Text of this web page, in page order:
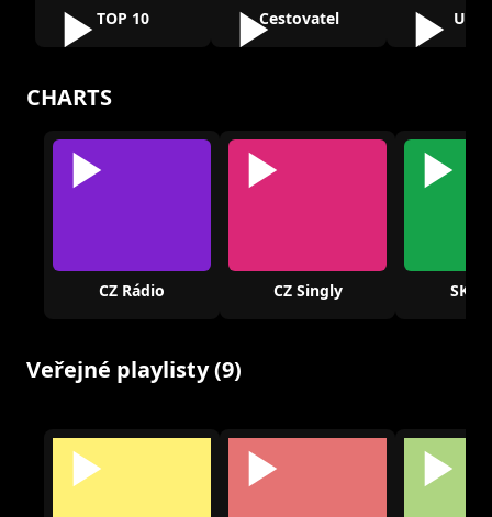
TOP 10 Cestovatel
CHARTS
CZ Rádio CZ Singly SK
Veřejné playlisty (9)